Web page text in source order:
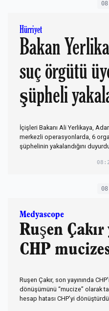
Hürriyet
Bakan
suç örgütü
şüpheli
İçişleri Bakanı Ali Yerlikaya,
merkezli operasyonlarda, 6
şüphelinin yakalandığını
Medyascope
Ruşen
CHP
Ruşen Çakır, son yayınında
dönüşümünü “mucize” olarak
hesap hatası CHP’yi